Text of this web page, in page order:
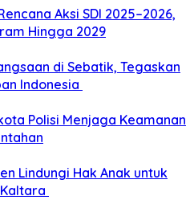
Aksi SDI 2025–2026,
Hingga 2029
di Sebatik, Tegaskan
Indonesia
Polisi Menjaga Keamanan
Lindungi Hak Anak untuk